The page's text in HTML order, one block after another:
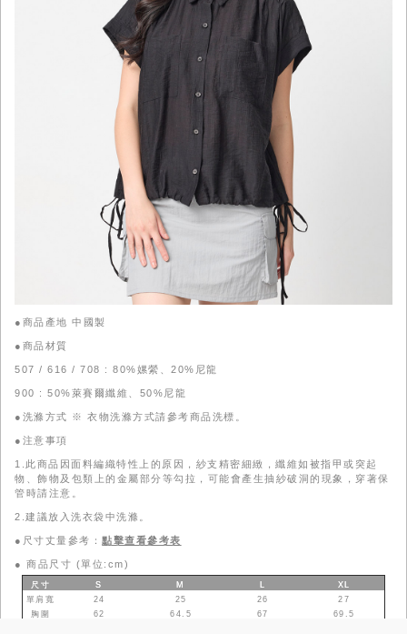
●商品產地 中國製
●商品材質
507 / 616 / 708 : 80%嫘縈、20%尼龍
900 : 50%萊賽爾纖維、50%尼龍
●洗滌方式 ※ 衣物洗滌方式請參考商品洗標。
●注意事項
1.此商品因面料編織特性上的原因，紗支精密細緻，纖維如被指甲或突起
物、飾物及包類上的金屬部分等勾拉，可能會產生抽紗破洞的現象，穿著保
管時請注意。
2.建議放入洗衣袋中洗滌。
●尺寸丈量參考： 點擊查看參考表
● 商品尺寸 (單位:cm)
尺寸 S M
XL
單肩寬
24 25 26
27
胸圍
62 64.5 67
69.5